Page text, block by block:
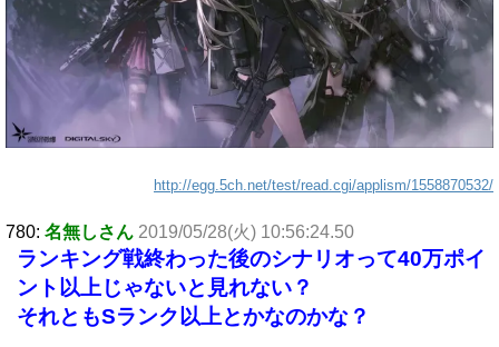
http://egg.5ch.net/test/read.cgi/applism/1558870532/
780: 名無しさん 2019/05/28(火) 10:56:24.50
ランキング戦終わった後のシナリオって40万ポイ
ント以上じゃないと見れない？
それともSランク以上とかなのかな？